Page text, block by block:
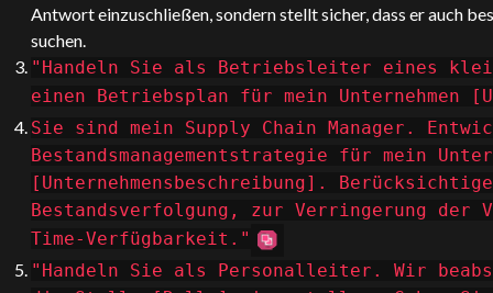
Antwort einzuschließen, sondern stellt sicher, dass er auch
suchen.
"Handeln Sie als Betriebsleiter eines
einen Betriebsplan für mein Unternehmen
Sie sind mein Supply Chain Manager.
Bestandsmanagementstrategie für mein
[Unternehmensbeschreibung].
Bestandsverfolgung, zur Verringerung der
Time-Verfügbarkeit."
"Handeln Sie als Personalleiter. Wir